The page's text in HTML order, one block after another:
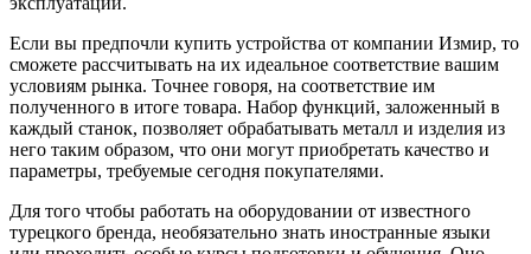
Если вы предпочли купить устройства от компании Измир, то
сможете рассчитывать на их идеальное соответствие вашим
условиям рынка. Точнее говоря, на соответствие им
полученного в итоге товара. Набор функций, заложенный в
каждый станок, позволяет обрабатывать металл и изделия из
него таким образом, что они могут приобретать качество и
параметры, требуемые сегодня покупателями.
Для того чтобы работать на оборудовании от известного
турецкого бренда, необязательно знать иностранные языки